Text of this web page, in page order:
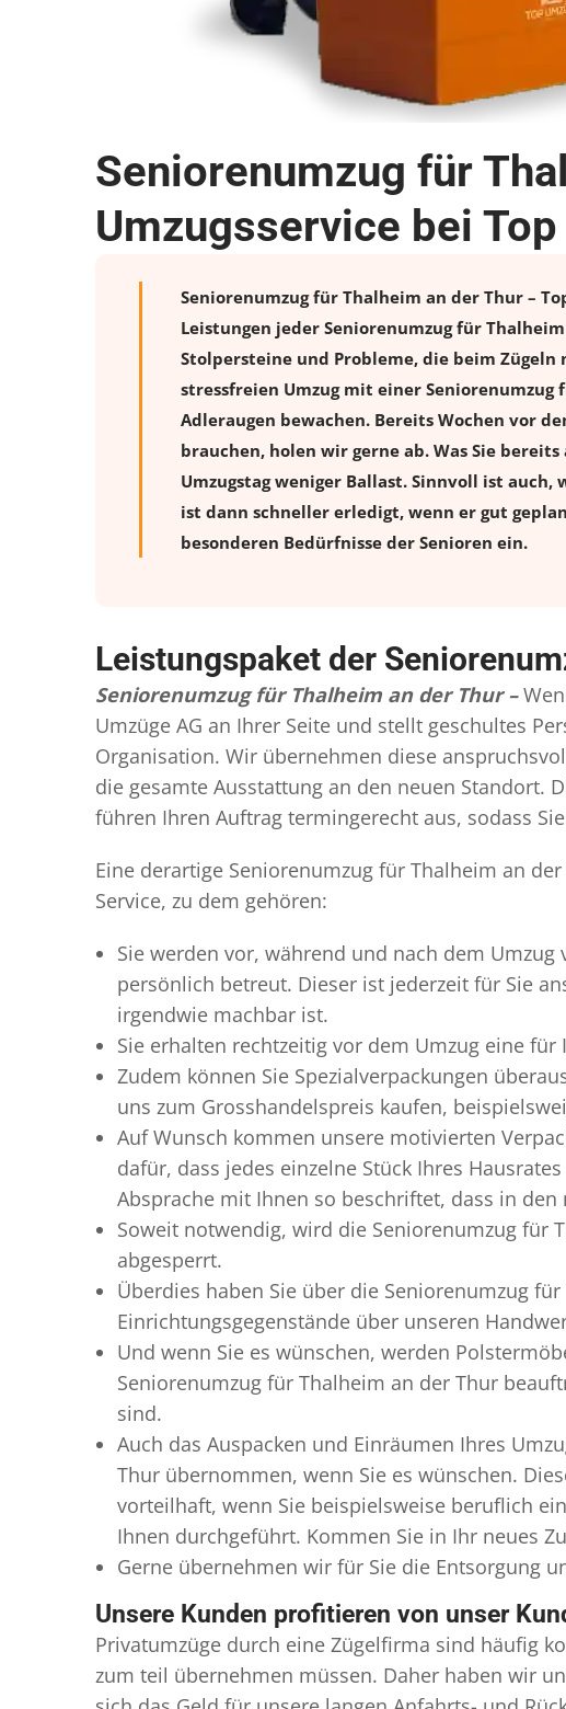
Seniorenumzug für
Umzugsservice bei Top
Seniorenumzug für Thalheim an der Thur –
Leistungen jeder Seniorenumzug für
Stolpersteine und Probleme, die beim
stressfreien Umzugmit einer Seniorenumzug
Adleraugen bewachen. Bereits Wochen vor
brauchen, holen wir gerne ab. Was Sie
Umzugstag weniger Ballast. Sinnvoll ist
ist dann schneller erledigt, wenn er gut
besonderen Bedürfnisse der Senioren ein.
Leistungspaket der
Seniorenumzug für Thalheim an der Thur –
Umzüge AG an Ihrer Seite und stellt geschultes
Organisation. Wir übernehmen diese
die gesamte Ausstattung an den neuen Standort.
führen Ihren Auftrag termingerecht aus, sodass
Eine derartige Seniorenumzug für Thalheim an
Service, zu dem gehören:
Sie werden vor, während und nach dem Umzug
persönlich betreut. Dieser ist jederzeit für Sie
irgendwie machbar ist.
Sie erhalten rechtzeitig vor dem Umzug eine
Zudem können Sie Spezialverpackungen
uns zum Grosshandelspreis kaufen,
Auf Wunsch kommen unsere motivierten
dafür, dass jedes einzelne Stück Ihres
Absprache mit Ihnen so beschriftet, dass in
Soweit notwendig, wird die Seniorenumzug für
abgesperrt.
Überdies haben Sie über die Seniorenumzug
Einrichtungsgegenstände über unseren
Und wenn Sie es wünschen, werden
Seniorenumzug für Thalheim an der Thur
sind.
Auch das Auspacken und Einräumen Ihres
Thur übernommen, wenn Sie es wünschen.
vorteilhaft, wenn Sie beispielsweise beruflich
Ihnen durchgeführt. Kommen Sie in Ihr neues
Gerne übernehmen wir für Sie die Entsorgung
Unsere Kunden profitieren von unser
Privatumzüge durch eine Zügelfirma sind häufig
zum teil übernehmen müssen. Daher haben wir